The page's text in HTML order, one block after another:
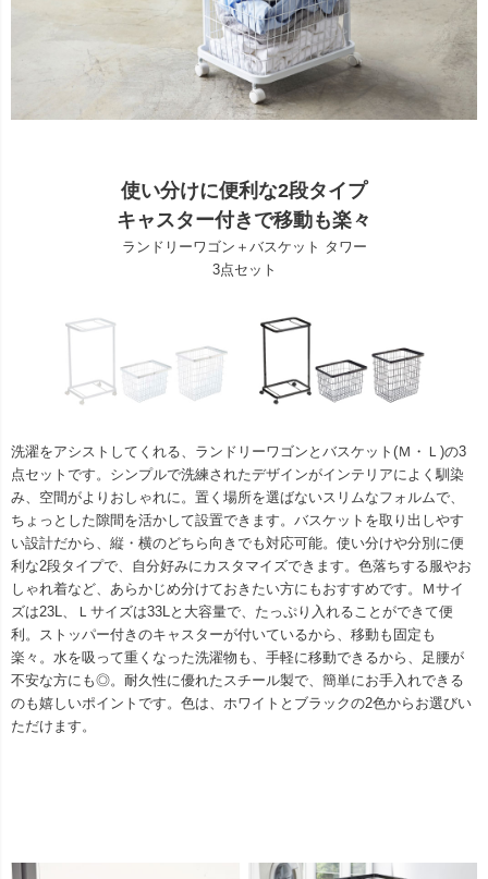
使い分けに便利な2段タイプ
キャスター付きで移動も楽々
ランドリーワゴン＋バスケット タワー
3点セット
洗濯をアシストしてくれる、ランドリーワゴンとバスケット(Ｍ・Ｌ)の3
点セットです。シンプルで洗練されたデザインがインテリアによく馴染
み、空間がよりおしゃれに。置く場所を選ばないスリムなフォルムで、
ちょっとした隙間を活かして設置できます。バスケットを取り出しやす
い設計だから、縦・横のどちら向きでも対応可能。使い分けや分別に便
利な2段タイプで、自分好みにカスタマイズできます。色落ちする服やお
しゃれ着など、あらかじめ分けておきたい方にもおすすめです。Ｍサイ
ズは23L、Ｌサイズは33Lと大容量で、たっぷり入れることができて便
利。ストッパー付きのキャスターが付いているから、移動も固定も
楽々。水を吸って重くなった洗濯物も、手軽に移動できるから、足腰が
不安な方にも◎。耐久性に優れたスチール製で、簡単にお手入れできる
のも嬉しいポイントです。色は、ホワイトとブラックの2色からお選びい
ただけます。